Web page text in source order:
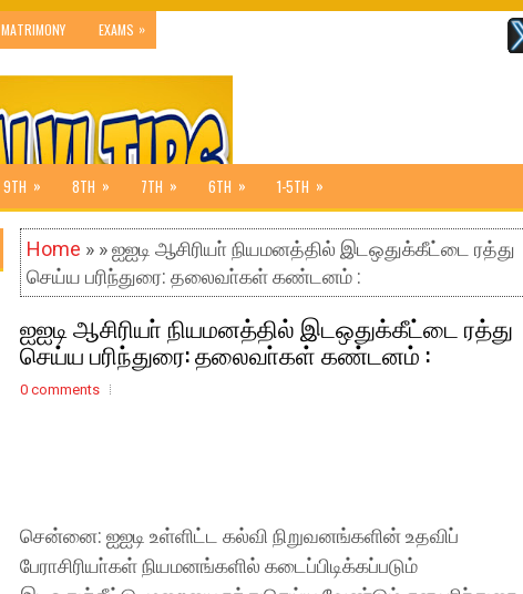
MATRIMONY EXAMS »
9TH » 8TH » 7TH » 6TH » 1-5TH »
Home » » ஐஐடி ஆசிரியா் நியமனத்தில் இடஒதுக்கீட்டை ரத்து
செய்ய பரிந்துரை: தலைவா்கள் கண்டனம் :
ஐஐடி ஆசிரியா் நியமனத்தில் இடஒதுக்கீட்டை ரத்து
செய்ய பரிந்துரை: தலைவா்கள் கண்டனம் :
0 comments
சென்னை: ஐஐடி உள்ளிட்ட கல்வி நிறுவனங்களின் உதவிப்
பேராசிரியா்கள் நியமனங்களில் கடைப்பிடிக்கப்படும்